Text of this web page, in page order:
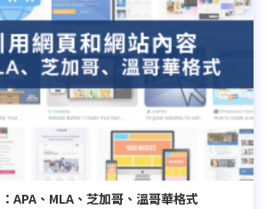
APA、MLA、芝加哥、溫哥華格式